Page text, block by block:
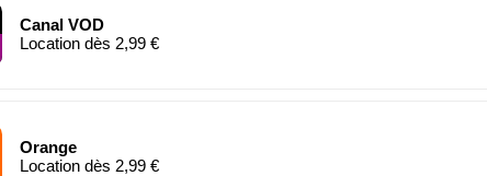
Canal VOD
Location dès 2,99 €
Orange
Location dès 2,99 €